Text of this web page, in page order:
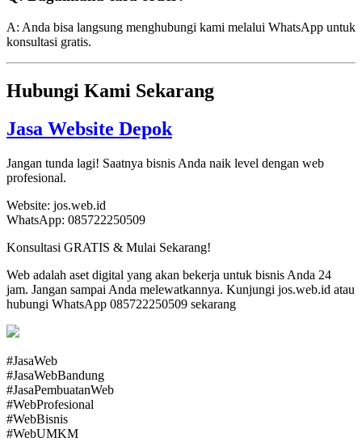
A: Anda bisa langsung menghubungi kami melalui WhatsApp untuk
konsultasi gratis.
Hubungi Kami Sekarang
Jasa Website Depok
Jangan tunda lagi! Saatnya bisnis Anda naik level dengan web
profesional.
Website: jos.web.id
WhatsApp: 085722250509
Konsultasi GRATIS & Mulai Sekarang!
Web adalah aset digital yang akan bekerja untuk bisnis Anda 24
jam. Jangan sampai Anda melewatkannya. Kunjungi jos.web.id atau
hubungi WhatsApp 085722250509 sekarang
#JasaWeb
#JasaWebBandung
#JasaPembuatanWeb
#WebProfesional
#WebBisnis
#WebUMKM